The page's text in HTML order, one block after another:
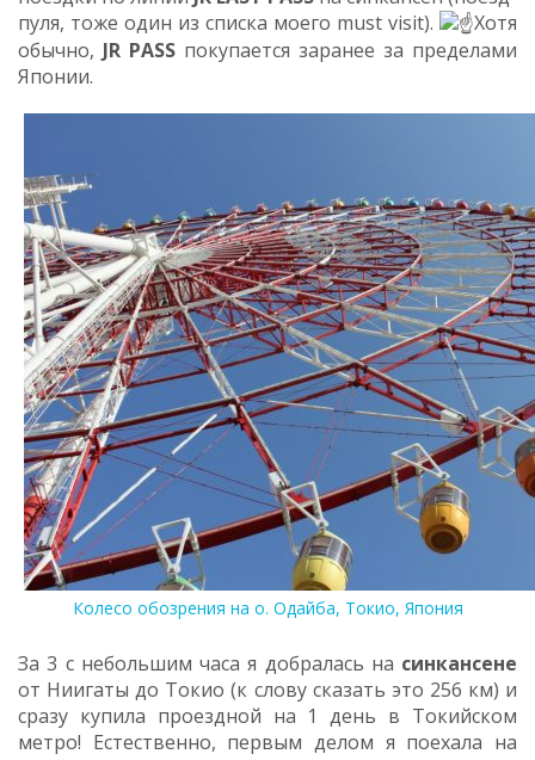
пуля, тоже один из списка моего must visit).
Хотя
обычно, JR PASS покупается заранее за пределами
Японии.
Колесо обозрения на о. Одайба, Токио, Япония
За 3 с небольшим часа я добралась на синкансене
от Ниигаты до Токио (к слову сказать это 256 км) и
сразу купила проездной на 1 день в Токийском
метро! Естественно, первым делом я поехала на